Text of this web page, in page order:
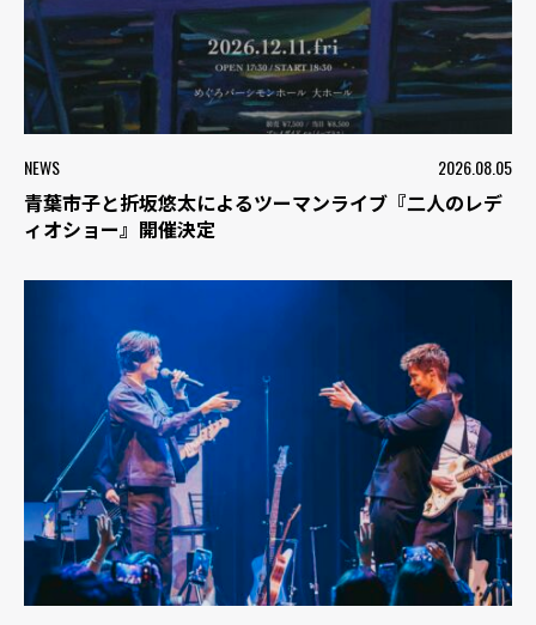
NEWS 2026.08.05
青葉市子と折坂悠太によるツーマンライブ『二人のレデ
ィオショー』開催決定